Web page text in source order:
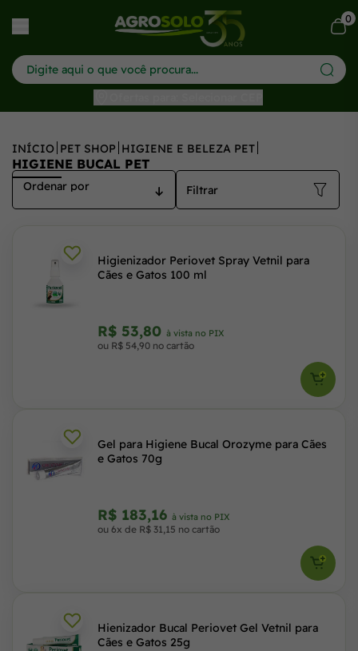
0
INÍCIO PET SHOP HIGIENE E BELEZA PET
HIGIENE BUCAL PET
Filtrar
Higienizador Periovet Spray Vetnil para
Cães e Gatos 100 ml
R$ 53,80 à vista no PIX
ou R$ 54,90 no cartão
Gel para Higiene Bucal Orozyme para Cães
e Gatos 70g
R$ 183,16 à vista no PIX
ou 6x de R$ 31,15 no cartão
Hienizador Bucal Periovet Gel Vetnil para
Cães e Gatos 25g